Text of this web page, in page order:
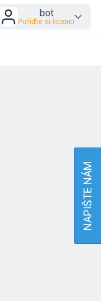
bot
Pořiďte si licenci
NAPIŠTE NÁM